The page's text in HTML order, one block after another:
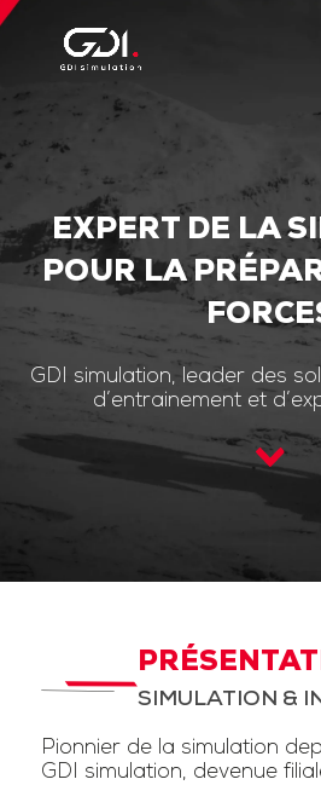
EXPERT DE LA
POUR LA
GDI simulation, leader des
d’entrainement et
SIMULATION &
Pionnier de la simulation
GDI simulation, devenue